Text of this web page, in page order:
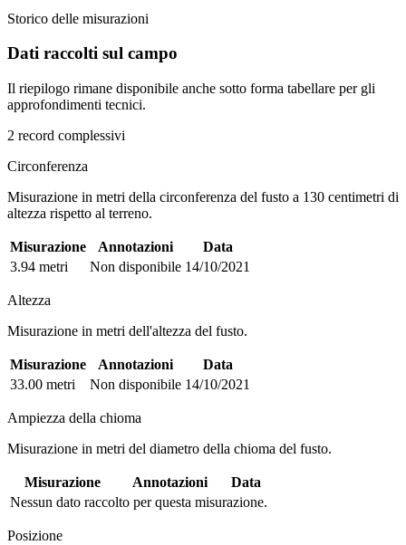
Storico delle misurazioni
Dati raccolti sul campo
Il riepilogo rimane disponibile anche sotto forma tabellare per gli
approfondimenti tecnici.
2 record complessivi
Circonferenza
Misurazione in metri della circonferenza del fusto a 130 centimetri di
altezza rispetto al terreno.
Misurazione Annotazioni
Data
3.94 metri
Non disponibile 14/10/2021
Altezza
Misurazione in metri dell'altezza del fusto.
Misurazione Annotazioni
Data
33.00 metri
Non disponibile 14/10/2021
Ampiezza della chioma
Misurazione in metri del diametro della chioma del fusto.
Misurazione Annotazioni
Data
Nessun dato raccolto per questa misurazione.
Posizione